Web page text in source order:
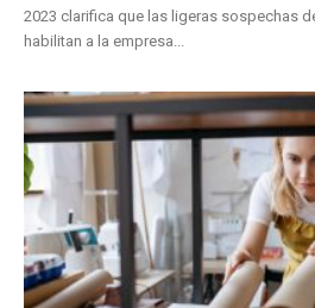
2023 clarifica que las ligeras sospechas
habilitan a la empresa...